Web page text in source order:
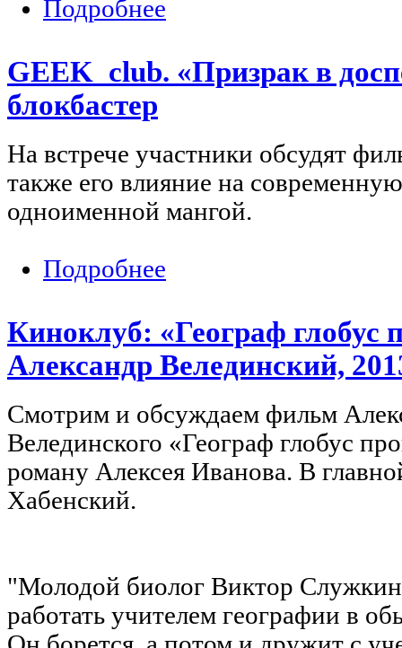
Подробнее
GEEK_club. «Призрак в
блокбастер
На встрече участники обсудят
также его влияние на
одноименной мангой.
Подробнее
Киноклуб: «Географ глобус
Александр Велединский,
Смотрим и обсуждаем фильм
Велединского «Географ глобус
роману Алексея Иванова. В
Хабенский.
"Молодой биолог Виктор Служкин
работать учителем географии в